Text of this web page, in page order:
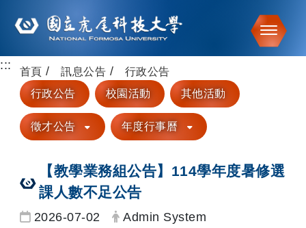
跳到主要內容
::: 首頁 訊息公告
行政公告
行政公告
校園活動 其他活動
徵才公告 年度行事曆
【教學業務組公告】114學年度暑修選
課人數不足公告
日期：
2026-07-02 發布者：
Admin System